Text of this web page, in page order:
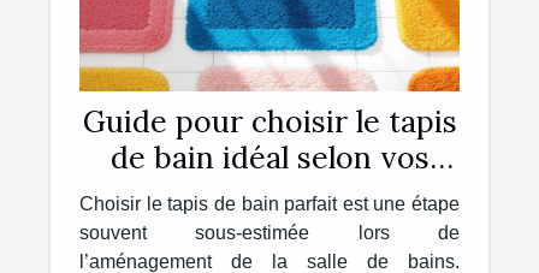
Guide pour choisir le tapis
de bain idéal selon vos
besoins
Choisir le tapis de bain parfait est une étape
souvent sous-estimée lors de
l’aménagement de la salle de bains.